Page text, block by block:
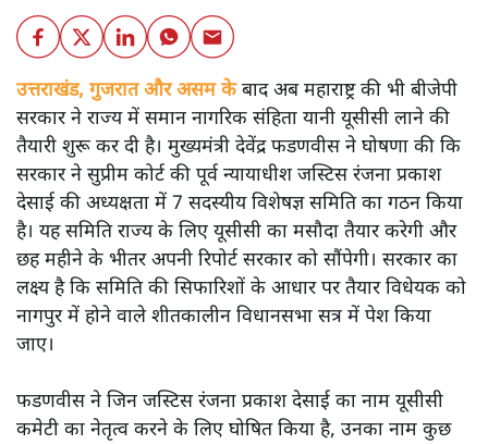
उत्तराखंड, गुजरात और असम केबाद अब महाराष्ट्र की भी बीजेपी
सरकार ने राज्य में समान नागरिक संहिता यानी यूसीसी लाने की
तैयारी शुरू कर दी है। मुख्यमंत्री देवेंद्र फडणवीस ने घोषणा की कि
सरकार ने सुप्रीम कोर्ट की पूर्व न्यायाधीश जस्टिस रंजना प्रकाश
देसाई की अध्यक्षता में 7 सदस्यीय विशेषज्ञ समिति का गठन किया
है। यह समिति राज्य के लिए यूसीसी का मसौदा तैयार करेगी और
छह महीने के भीतर अपनी रिपोर्ट सरकार को सौंपेगी। सरकार का
लक्ष्य है कि समिति की सिफारिशों के आधार पर तैयार विधेयक को
नागपुर में होने वाले शीतकालीन विधानसभा सत्र में पेश किया
जाए।
फडणवीस ने जिन जस्टिस रंजना प्रकाश देसाई का नाम यूसीसी
कमेटी का नेतृत्व करने के लिए घोषित किया है, उनका नाम कुछ